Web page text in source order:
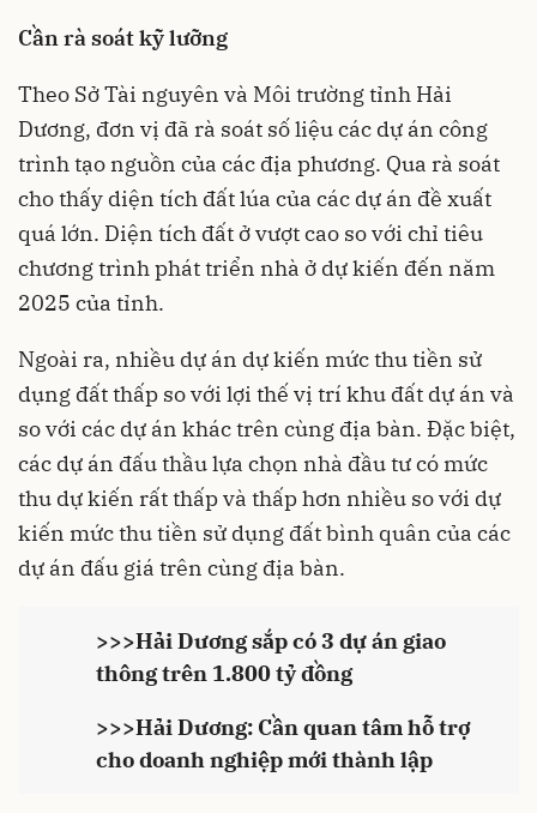
Cần rà soát kỹ lưỡng
Theo Sở Tài nguyên và Môi trường tỉnh Hải
Dương, đơn vị đã rà soát số liệu các dự án công
trình tạo nguồn của các địa phương. Qua rà soát
cho thấy diện tích đất lúa của các dự án đề xuất
quá lớn. Diện tích đất ở vượt cao so với chỉ tiêu
chương trình phát triển nhà ở dự kiến đến năm
2025 của tỉnh.
Ngoài ra, nhiều dự án dự kiến mức thu tiền sử
dụng đất thấp so với lợi thế vị trí khu đất dự án và
so với các dự án khác trên cùng địa bàn. Đặc biệt,
các dự án đấu thầu lựa chọn nhà đầu tư có mức
thu dự kiến rất thấp và thấp hơn nhiều so với dự
kiến mức thu tiền sử dụng đất bình quân của các
dự án đấu giá trên cùng địa bàn.
>>>Hải Dương sắp có 3 dự án giao
thông trên 1.800 tỷ đồng
>>>Hải Dương: Cần quan tâm hỗ trợ
cho doanh nghiệp mới thành lập